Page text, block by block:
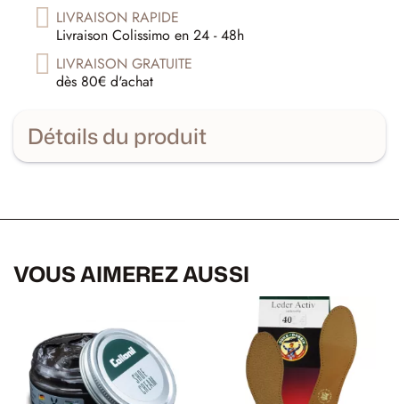
LIVRAISON RAPIDE
Livraison Colissimo en 24 - 48h
LIVRAISON GRATUITE
dès 80€ d'achat
Détails du produit
VOUS AIMEREZ AUSSI